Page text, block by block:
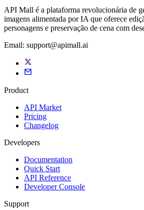
API Mall é a plataforma revolucionária de
imagens alimentada por IA que oferece
personagens e preservação de cena com
Email: support@apimall.ai
Product
API Market
Pricing
Changelog
Developers
Documentation
Quick Start
API Reference
Developer Console
Support